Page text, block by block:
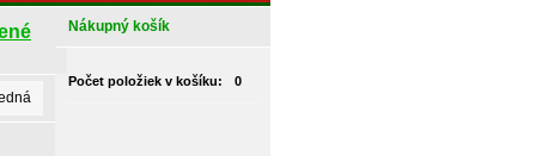
Nákupný košík
Počet položiek v košíku: 0